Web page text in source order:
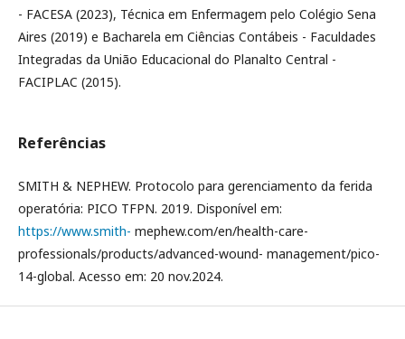
- FACESA (2023), Técnica em Enfermagem pelo Colégio Sena
Aires (2019) e Bacharela em Ciências Contábeis - Faculdades
Integradas da União Educacional do Planalto Central -
FACIPLAC (2015).
Referências
SMITH & NEPHEW. Protocolo para gerenciamento da ferida
operatória: PICO TFPN. 2019. Disponível em:
https://www.smith- mephew.com/en/health-care-
professionals/products/advanced-wound- management/pico-
14-global. Acesso em: 20 nov.2024.